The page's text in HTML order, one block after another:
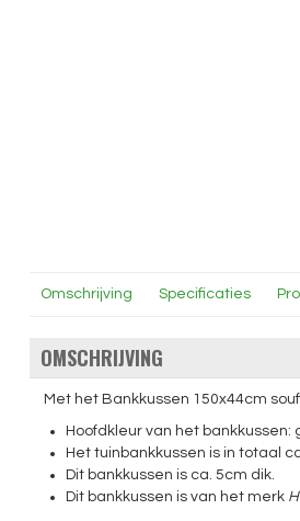
Omschrijving Specificaties
OMSCHRIJVING
Met het Bankkussen 150x44cm
Hoofdkleur van het bankkussen:
Het tuinbankkussen is in totaal
Dit bankkussen is ca. 5cm dik.
Dit bankkussen is van het merk